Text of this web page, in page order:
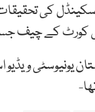
کی
کورٹ کے چیف
یونیوسٹی